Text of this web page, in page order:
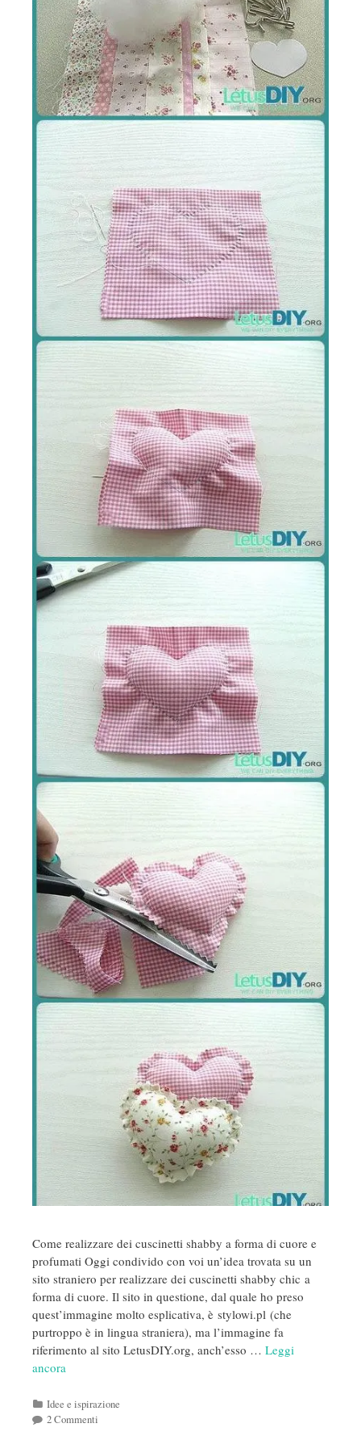
Come realizzare dei cuscinetti shabby a forma di cuore e
profumati Oggi condivido con voi un’idea trovata su un
sito straniero per realizzare dei cuscinetti shabby chic a
forma di cuore. Il sito in questione, dal quale ho preso
quest’immagine molto esplicativa, è stylowi.pl (che
purtroppo è in lingua straniera), ma l’immagine fa
riferimento al sito LetusDIY.org, anch’esso … Leggi
ancora
Categorie
Idee e ispirazione
2 Commenti